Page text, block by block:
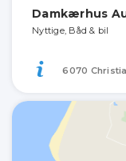
Damkærhus
Nyttige, Båd & bil
6070